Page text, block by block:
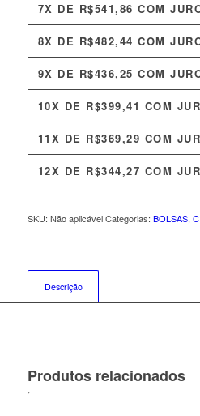
7X DE R$541,86 COM
8X DE R$482,44 COM
9X DE R$436,25 COM
10X DE R$399,41 COM
11X DE R$369,29 COM
12X DE R$344,27 COM
SKU: Não aplicável Categorias: BOLSAS,
Descrição
Produtos relacionados